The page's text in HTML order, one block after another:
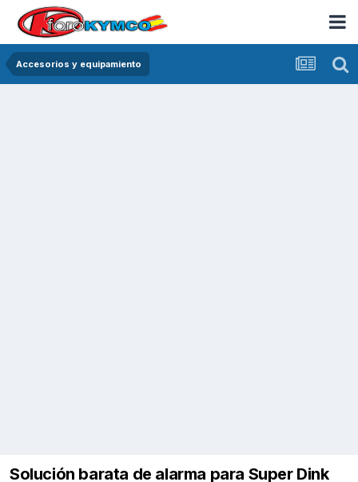
Accesorios y equipamiento
Solución barata de alarma para Super Dink